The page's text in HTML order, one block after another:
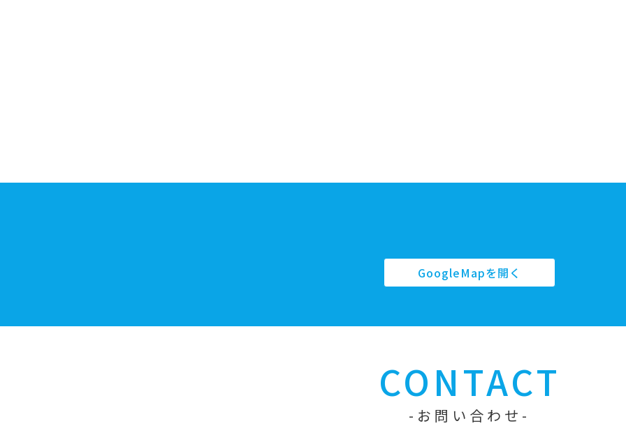
GoogleMapを開く
CONTACT
お問い合わせ